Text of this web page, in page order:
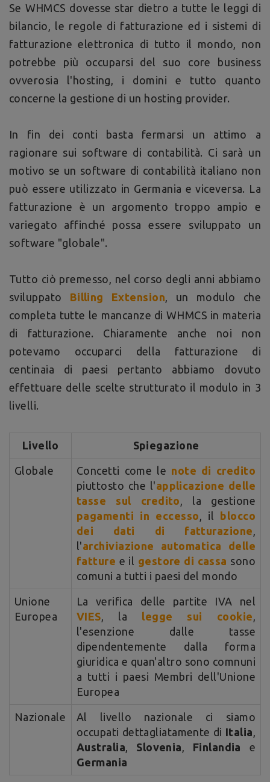
Se WHMCS dovesse star dietro a tutte le leggi di
bilancio, le regole di fatturazione ed i sistemi di
fatturazione elettronica di tutto il mondo, non
potrebbe più occuparsi del suo core business
ovverosia l'hosting, i domini e tutto quanto
concerne la gestione di un hosting provider.
In fin dei conti basta fermarsi un attimo a
ragionare sui software di contabilità. Ci sarà un
motivo se un software di contabilità italiano non
può essere utilizzato in Germania e viceversa. La
fatturazione è un argomento troppo ampio e
variegato affinché possa essere sviluppato un
software "globale".
Tutto ciò premesso, nel corso degli anni abbiamo
sviluppato Billing Extension, un modulo che
completa tutte le mancanze di WHMCS in materia
di fatturazione. Chiaramente anche noi non
potevamo occuparci della fatturazione di
centinaia di paesi pertanto abbiamo dovuto
effettuare delle scelte strutturato il modulo in 3
livelli.
Livello Spiegazione
Globale Concetti come le note di credito
piuttosto che l'applicazione delle
tasse sul credito, la gestione
pagamenti in eccesso, il
blocco
dei dati di fatturazione,
l'archiviazione automatica delle
fatture e il gestore di cassa sono
comuni a tutti i paesi del mondo
Unione
Europea
La verifica delle partite IVA nel
VIES, la legge sui cookie,
l'esenzione dalle tasse
dipendentemente dalla forma
giuridica e quan'altro sono comnuni
a tutti i paesi Membri dell'Unione
Europea
Nazionale
Al livello nazionale ci siamo
occupati dettagliatamente di Italia,
Australia, Slovenia, Finlandia e
Germania